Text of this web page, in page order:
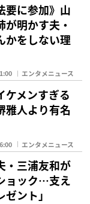
要に参加》山
明かす夫・
かをしない理
エンタメニュース
ケメンすぎる
人より有名
エンタメニュース
三浦友和が
ョック…支え
ント」